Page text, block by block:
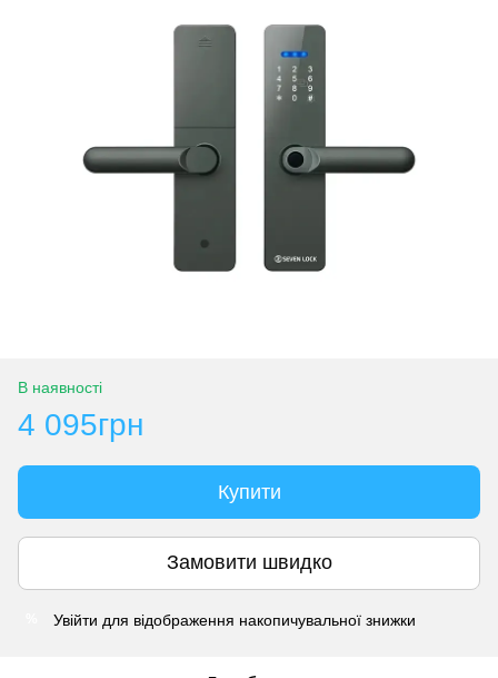
В наявності
4 095грн
Купити
Замовити швидко
Увійти для відображення накопичувальної знижки